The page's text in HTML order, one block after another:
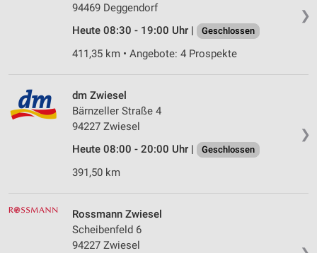
❯
94469 Deggendorf
Heute 08:30 - 19:00 Uhr |
Geschlossen
411,35 km • Angebote: 4 Prospekte
❯
dm Zwiesel
Bärnzeller Straße 4
94227 Zwiesel
Heute 08:00 - 20:00 Uhr |
Geschlossen
391,50 km
Rossmann Zwiesel
Scheibenfeld 6
94227 Zwiesel